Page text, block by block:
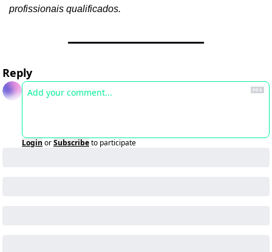
profissionais qualificados.
Reply
Login orSubscribeto participate